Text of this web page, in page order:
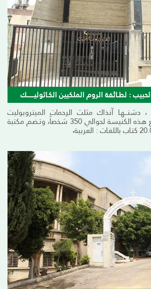
: لطـائفة الروم الملكيين الكـاثوليـــــــك
تــأسســت عـام 1988 ، دشنـــهـا آنذاك مثلث الرحمات الميتروبوليت
حبـــــيب بـاشــــــــا ، تتـسع هذه الكنيسة لحوالي 350 شخصاً، وتـضم مكتبة